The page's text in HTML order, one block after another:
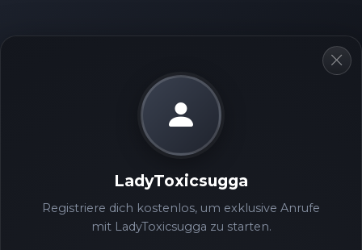
LadyToxicsugga
Registriere dich kostenlos, um exklusive Anrufe
mit LadyToxicsugga zu starten.